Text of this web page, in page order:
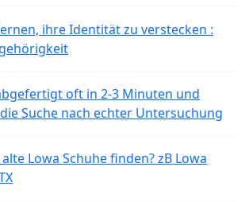
ihre Identität zu verstecken :
oft in 2-3 Minuten und
Suche nach echter Untersuchung
Lowa Schuhe finden? zB Lowa